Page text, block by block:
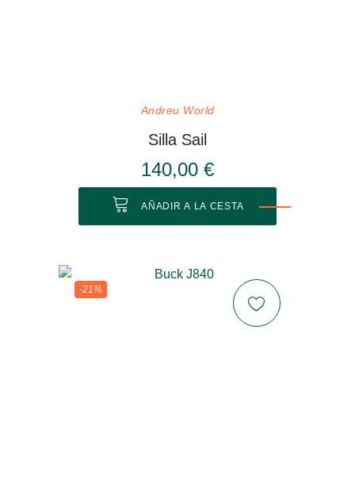
Andreu World
Silla Sail
140,00 €
AÑADIR A LA CESTA
-21%